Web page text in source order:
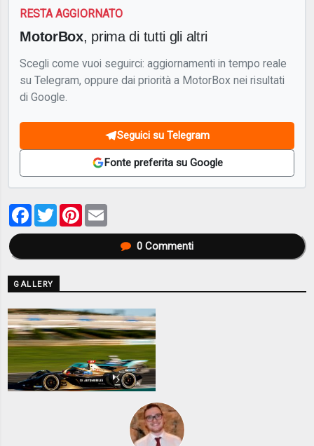
RESTA AGGIORNATO
MotorBox, prima di tutti gli altri
Scegli come vuoi seguirci: aggiornamenti in tempo reale
su Telegram, oppure dai priorità a MotorBox nei risultati
di Google.
Seguici su Telegram
Fonte preferita su Google
Facebook
TwitterPinterest
0Commenti
GALLERY